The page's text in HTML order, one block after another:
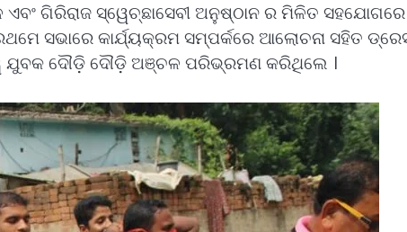
ଏବଂ ଗିରିରାଜ ସ୍ୱେଚ୍ଛାସେବୀ ଅନୁଷ୍ଠାନ ର ମିଳିତ
କାର୍ଯ୍ୟକ୍ରମ ସମ୍ପର୍କରେ ଆଲୋଚନା ସହିତ ଡ୍ରେସ
ଯୁବକ ଦୌଡ଼ି ଦୌଡ଼ି ଅଞ୍ଚଳ ପରିଭ୍ରମଣ କରିଥିଲେ ।